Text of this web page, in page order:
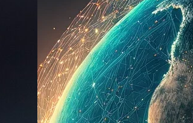
Handy